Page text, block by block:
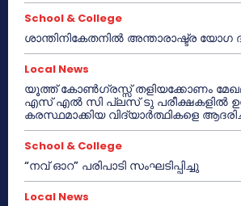
School & College
ശാന്തിനികേതനിൽ അന്താരാഷ്ട്ര യോഗ
Local News
യൂത്ത് കോൺഗ്രസ്സ് തളിയക്കോണം
എസ് എൽ സി പ്ലസ് ടു പരീക്ഷകളിൽ
കരസ്ഥമാക്കിയ വിദ്യാർത്ഥികളെ
School & College
“നവ് ഓറ” പരിപാടി സംഘടിപ്പിച്ചു
Local News